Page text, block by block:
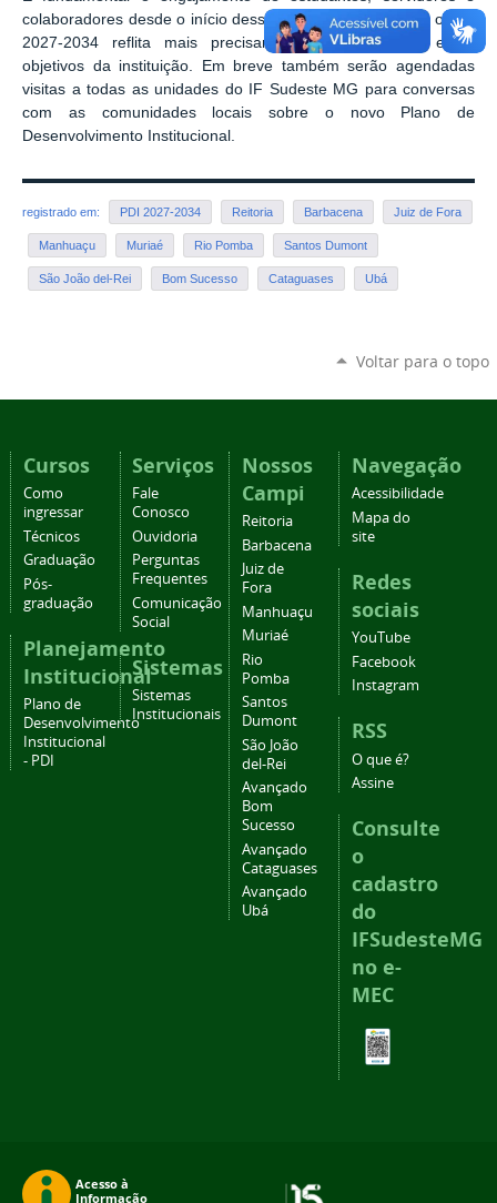
colaboradores desde o início dessa construção, para que o PDI
2027-2034 reflita mais precisamente a diversidade e os
objetivos da instituição. Em breve também serão agendadas
visitas a todas as unidades do IF Sudeste MG para conversas
com as comunidades locais sobre o novo Plano de
Desenvolvimento Institucional.
registrado em: PDI 2027-2034 Reitoria Barbacena Juiz de Fora
Manhuaçu Muriaé Rio Pomba Santos Dumont
São João del-Rei Bom Sucesso Cataguases Ubá
Voltar para o topo
Cursos
Como
ingressar
Técnicos
Graduação
Pós-
graduação
Planejamento
Institucional
Plano de
Desenvolvimento
Institucional
- PDI
Serviços
Fale
Conosco
Ouvidoria
Perguntas
Frequentes
Comunicação
Social
Sistemas
Sistemas
Institucionais
Nossos
Campi
Reitoria
Barbacena
Juiz de
Fora
Manhuaçu
Muriaé
Rio
Pomba
Santos
Dumont
São João
del-Rei
Avançado
Bom
Sucesso
Avançado
Cataguases
Avançado
Ubá
Navegação
Acessibilidade
Mapa do
site
Redes
sociais
YouTube
Facebook
Instagram
RSS
O que é?
Assine
Consulte
o
cadastro
do
IFSudesteMG
no e-
MEC